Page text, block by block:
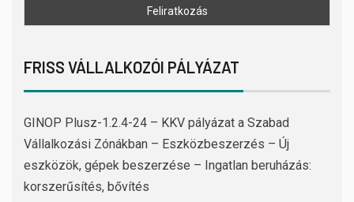
FRISS VÁLLALKOZÓI PÁLYÁZAT
GINOP Plusz-1.2.4-24 – KKV pályázat a Szabad
Vállalkozási Zónákban – Eszközbeszerzés – Új
eszközök, gépek beszerzése – Ingatlan beruházás:
korszerűsítés, bővítés